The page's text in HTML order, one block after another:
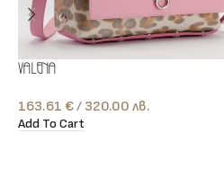
Valena
163.61€ лв.
Add To Cart